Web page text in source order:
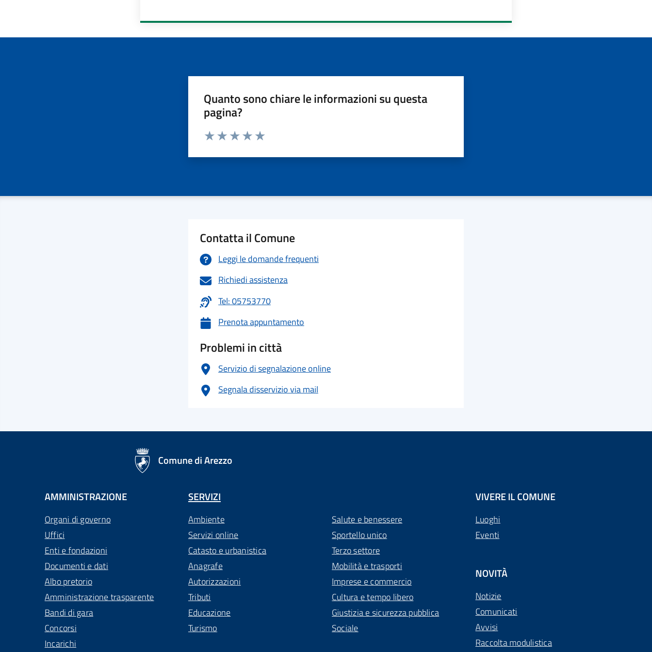
Quanto sono chiare le informazioni su questa
pagina?
Valuta da 1 a 5 stelle la pagina
Contatta il Comune
Leggi le domande frequenti
Richiedi assistenza
Tel: 05753770
Prenota appuntamento
Problemi in città
Servizio di segnalazione online
Segnala disservizio via mail
Comune di Arezzo
AMMINISTRAZIONE
Organi di governo
Uffici
Enti e fondazioni
Documenti e dati
Albo pretorio
Amministrazione trasparente
Bandi di gara
Concorsi
Incarichi
SERVIZI
Ambiente
Servizi online
Catasto e urbanistica
Anagrafe
Autorizzazioni
Tributi
Educazione
Turismo
Salute e benessere
Sportello unico
Terzo settore
Mobilità e trasporti
Imprese e commercio
Cultura e tempo libero
Giustizia e sicurezza pubblica
Sociale
VIVERE IL COMUNE
Luoghi
Eventi
NOVITÀ
Notizie
Comunicati
Avvisi
Raccolta modulistica